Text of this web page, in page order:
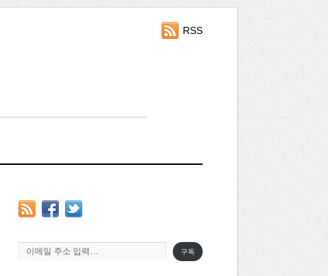
RSS
이메일 주소 입력…
구독